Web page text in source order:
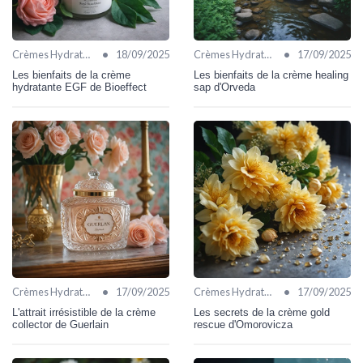
Crèmes Hydratantes • 18/09/2025
Les bienfaits de la crème
hydratante EGF de Bioeffect
Crèmes Hydratantes • 17/09/2025
Les bienfaits de la crème healing
sap d'Orveda
Crèmes Hydratantes • 17/09/2025
L'attrait irrésistible de la crème
collector de Guerlain
Crèmes Hydratantes • 17/09/2025
Les secrets de la crème gold
rescue d'Omorovicza